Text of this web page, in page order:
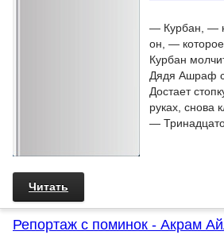
— Курбан, —
он, —
Курбан
Дядя Ашраф
Достает
руках, снова
—
Читать
Репортаж с поминок - Акрам